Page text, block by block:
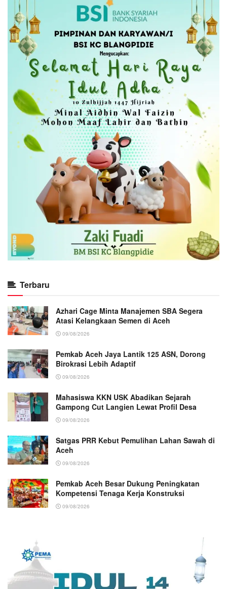
Terbaru
Azhari Cage Minta Manajemen SBA Segera
Atasi Kelangkaan Semen di Aceh
09/08/2026
Pemkab Aceh Jaya Lantik 125 ASN, Dorong
Birokrasi Lebih Adaptif
09/08/2026
Mahasiswa KKN USK Abadikan Sejarah
Gampong Cut Langien Lewat Profil Desa
09/08/2026
Satgas PRR Kebut Pemulihan Lahan Sawah di
Aceh
09/08/2026
Pemkab Aceh Besar Dukung Peningkatan
Kompetensi Tenaga Kerja Konstruksi
09/08/2026